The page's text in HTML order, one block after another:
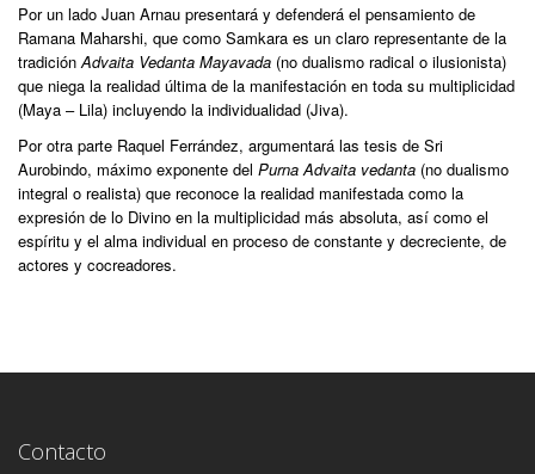
Por un lado Juan Arnau presentará y defenderá el pensamiento de
Ramana Maharshi, que como Samkara es un claro representante de la
tradición Advaita Vedanta Mayavada (no dualismo radical o ilusionista)
que niega la realidad última de la manifestación en toda su multiplicidad
(Maya – Lila) incluyendo la individualidad (Jiva).
Por otra parte Raquel Ferrández, argumentará las tesis de Sri
Aurobindo, máximo exponente del Purna Advaita vedanta (no dualismo
integral o realista) que reconoce la realidad manifestada como la
expresión de lo Divino en la multiplicidad más absoluta, así como el
espíritu y el alma individual en proceso de constante y decreciente, de
actores y cocreadores.
Contacto